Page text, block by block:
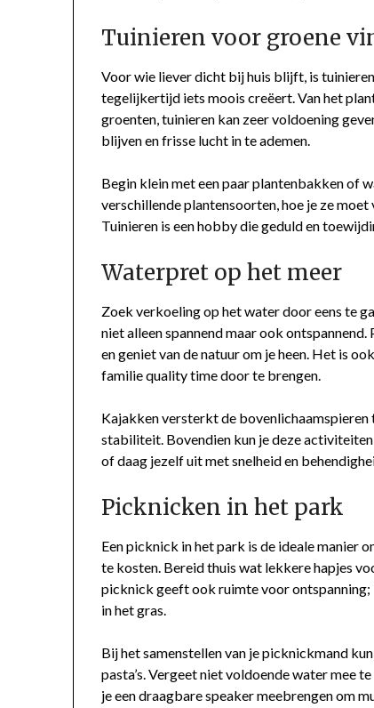
Tuinieren voor groene
Voor wie liever dicht bij huis blijft, is
tegelijkertijd iets moois creëert. Van het
groenten, tuinieren kan zeer voldoening
blijven en frisse lucht in te ademen.
Begin klein met een paar plantenbakken of
verschillende plantensoorten, hoe je ze
Tuinieren is een hobby die geduld en
Waterpret op het meer
Zoek verkoeling op het water door eens te
niet alleen spannend maar ook
en geniet van de natuur om je heen. Het is
familie quality time door te brengen.
Kajakken versterkt de
stabiliteit. Bovendien kun je deze
of daag jezelf uit met snelheid en
Picknicken in het park
Een picknick in het park is de ideale manier
te kosten. Bereid thuis wat lekkere hapjes
picknick geeft ook ruimte voor
in het gras.
Bij het samenstellen van je picknickmand
pasta’s. Vergeet niet voldoende water mee
je een draagbare speaker meebrengen om